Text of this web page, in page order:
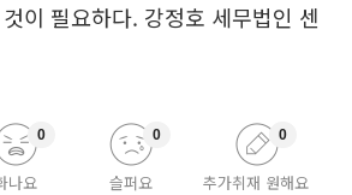
이 필요하다. 강정호 세무법인 센
나요
0
슬퍼요
0
추가취재 원해요
0